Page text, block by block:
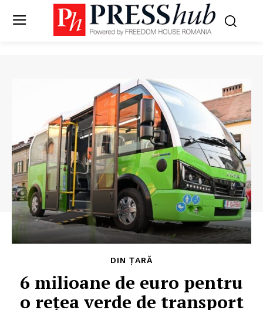
DIN ȚARĂ
6 milioane de euro pentru
o rețea verde de transport